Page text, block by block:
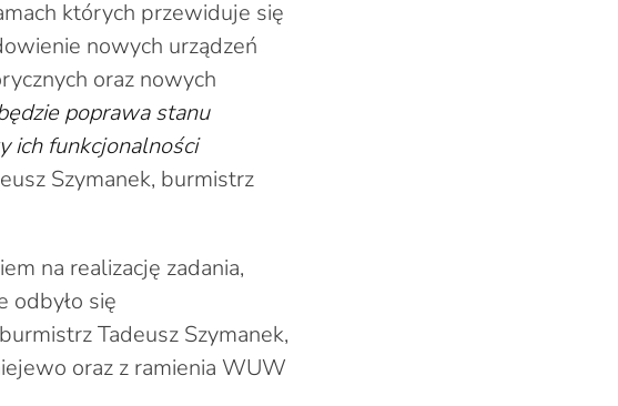
których przewiduje się
nowych urządzeń
oraz nowych
poprawa stanu
ich funkcjonalności
Szymanek, burmistrz
na realizację zadania,
odbyło się
Tadeusz Szymanek,
oraz z ramienia WUW